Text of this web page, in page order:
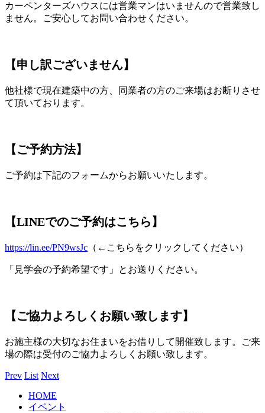
カーペンターズハウスには営業マンはいませんので営業致し
ません。ご安心してお問い合わせください。
【申し訳ございません】
他社様で現在建築中の方、同業者の方のご来場はお断りさせ
て頂いております。
【ご予約方法】
ご予約は下記のフォームからお願いいたします。
【LINEでのご予約はこちら】
https://lin.ee/PN9wsJc （←こちらをクリックしてください）
「見学会の予約希望です」とお送りください。
【ご協力よろしくお願い致します】
お施主様の大切なお住まいをお借りして開催致します。ご来
場の際は受付のご協力よろしくお願い致します。
Prev List Next
HOME
イベント